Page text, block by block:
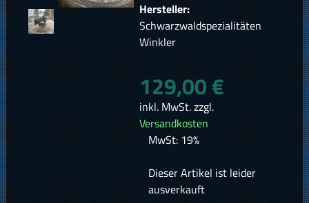
Hersteller:
Schwarzwaldspezialitäten
Winkler
129,00 €
inkl. MwSt. zzgl.
Versandkosten
MwSt: 19%
Dieser Artikel ist leider
ausverkauft